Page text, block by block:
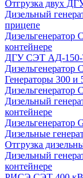
Отгрузка двух
Дизельный
прицепе
контейнере
ДГУ СЭТ АД-150-
Генераторы 300 и
Дизельгенератор
Дизельный
контейнере
Дизельгенератор
Дизельные
Отгрузка
Дизельный
контейнере